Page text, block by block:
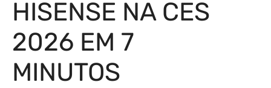
HISENSE NA CES
2026 EM 7
MINUTOS